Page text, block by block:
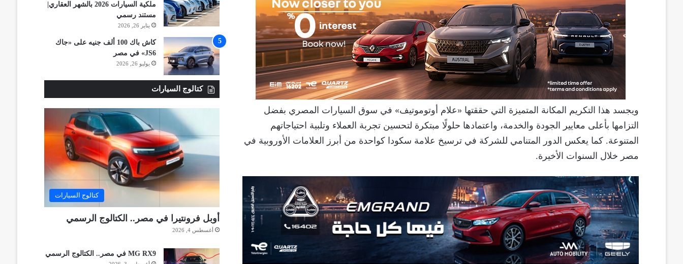
ويجسد هذا التكريم المكانة المتميزة التي حققتها «علام أوتوموتيف» في سوق السيارات المصري بفضل
التزامها بأعلى معايير الجودة والخدمة، واعتمادها حلولًا مبتكرة لتحسين تجربة العملاء وتلبية احتياجاتهم
المتنوعة. كما يعكس الدور المتنامي للشركة في ترسيخ علامة سكودا كواحدة من أبرز العلامات الأوروبية في
مصر خلال السنوات الأخيرة.
ملكية السيارات 2026 بالشهر العقاري|
مستند رسمي
يناير 26, 2026
كاش باك 100 ألف جنيه على «جاك
JS6» في مصر
يوليو 26, 2026
كتالوج السيارات
كتالوج السيارات
أوبل فرونتيرا في مصر.. الكتالوج الرسمي
أغسطس 4, 2026
MG RX9 في مصر.. الكتالوج الرسمي